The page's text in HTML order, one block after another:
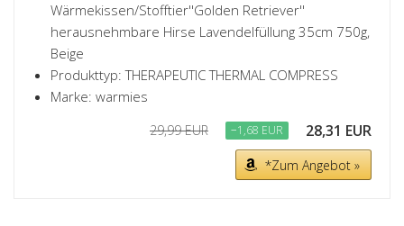
Wärmekissen/Stofftier''Golden Retriever''
herausnehmbare Hirse Lavendelfüllung 35cm 750g,
Beige
Produkttyp: THERAPEUTIC THERMAL COMPRESS
Marke: warmies
29,99 EUR −1,68 EUR 28,31 EUR
*Zum Angebot »